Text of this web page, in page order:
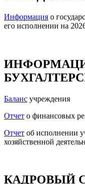
Информация о
его исполнении на
Баланс учреждения
Отчет о финансовых
Отчет об исполнении
хозяйственной
КАДРОВЫЙ